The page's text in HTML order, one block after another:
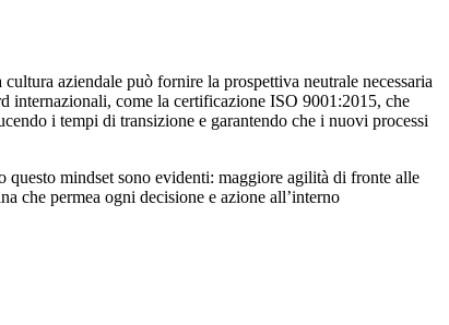
aziendale può fornire la prospettiva neutrale necessaria
internazionali, come la certificazione ISO 9001:2015, che
i tempi di transizione e garantendo che i nuovi processi
mindset sono evidenti: maggiore agilità di fronte alle
che permea ogni decisione e azione all’interno